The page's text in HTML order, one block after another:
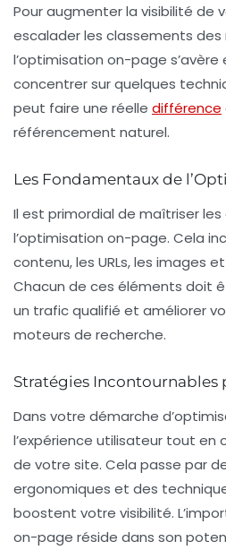
Pour augmenter la visibilité de
escalader les classements
l’optimisation on-page s’avère
concentrer sur quelques
peut faire une réelle différence
référencement naturel.
Les Fondamentaux de
Il est primordial de maîtriser
l’optimisation on-page. Cela
contenu, les URLs, les images
Chacun de ces éléments doit
un trafic qualifié et améliorer
moteurs de recherche.
Stratégies Incontournables
Dans votre démarche
l’expérience utilisateur tout
de votre site. Cela passe par
ergonomiques et des
boostent votre visibilité.
on-page réside dans son